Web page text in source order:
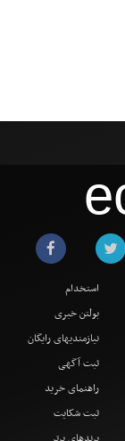
استخدام
بولتن خبری
نیازمندیهای رایگان
ثبت آگهی
راهنمای خرید
ثبت شکایت